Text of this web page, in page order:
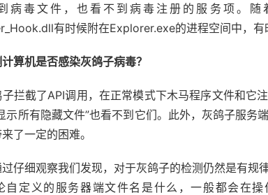
病毒文件，也看不到病毒注册的服务项。随
有时候附在Explorer.exe的进程空间中，有
算机是否感染灰鸽子病毒？
拦截了API调用，在正常模式下木马程序文件和它
示所有隐藏文件”也看不到它们。此外，灰鸽子服务
了一定的困难。
仔细观察我们发现，对于灰鸽子的检测仍然是有规
自定义的服务器端文件名是什么，一般都会在